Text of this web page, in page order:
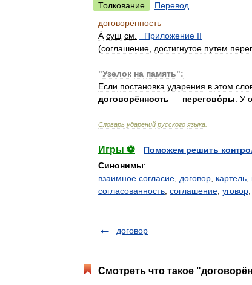
Толкование
Перевод
договорённость
Á сущ см Приложение II
(соглашение достигнутое путем
"Узелок на память":
Если постановка ударения в этом
договорённость — перегово́ры У
Словарь ударений русского языка
Игры ⚽
Поможем решить
Синонимы:
взаимное согласие договор картель
согласованность соглашение уговор
договор
Смотреть что такое